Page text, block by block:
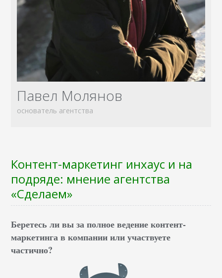
Павел Молянов
основатель агентства
Контент-маркетинг инхаус и на
подряде: мнение агентства
«Сделаем»
Беретесь ли вы за полное ведение контент-
маркетинга в компании или участвуете
частично?